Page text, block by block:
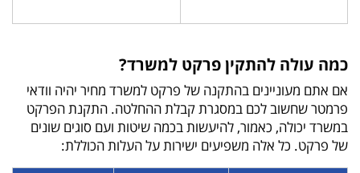
כמה עולה להתקין פרקט למשרד?
אם אתם מעוניינים בהתקנה של פרקט למשרד מחיר יהיה וודאי
פרמטר שחשוב לכם במסגרת קבלת ההחלטה. התקנת הפרקט
במשרד יכולה, כאמור, להיעשות בכמה שיטות ועם סוגים שונים
של פרקט. כל אלה משפיעים ישירות על העלות הכוללת: